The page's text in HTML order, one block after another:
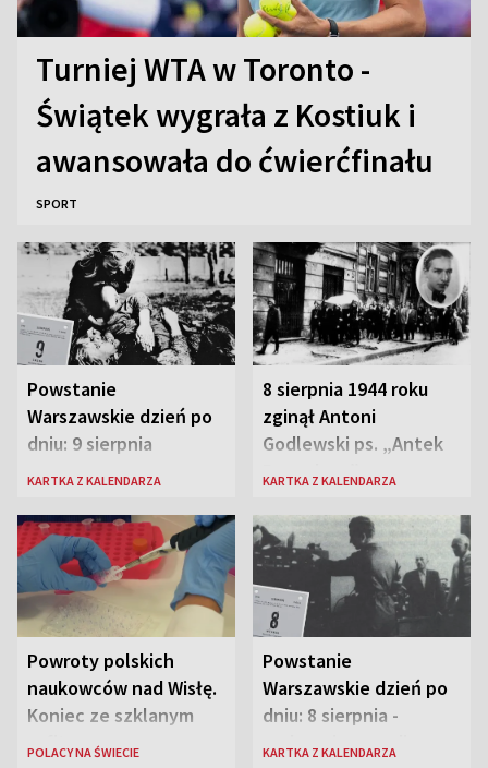
Turniej WTA w Toronto -
Świątek wygrała z Kostiuk i
awansowała do ćwierćfinału
SPORT
Powstanie
Warszawskie dzień po
dniu: 9 sierpnia
KARTKA Z KALENDARZA
8 sierpnia 1944 roku
zginął Antoni
Godlewski ps. „Antek
Rozpylacz”
KARTKA Z KALENDARZA
Powroty polskich
naukowców nad Wisłę.
Koniec ze szklanym
sufitem
POLACY NA ŚWIECIE
Powstanie
Warszawskie dzień po
dniu: 8 sierpnia -
rozbrzmiewa radio
KARTKA Z KALENDARZA